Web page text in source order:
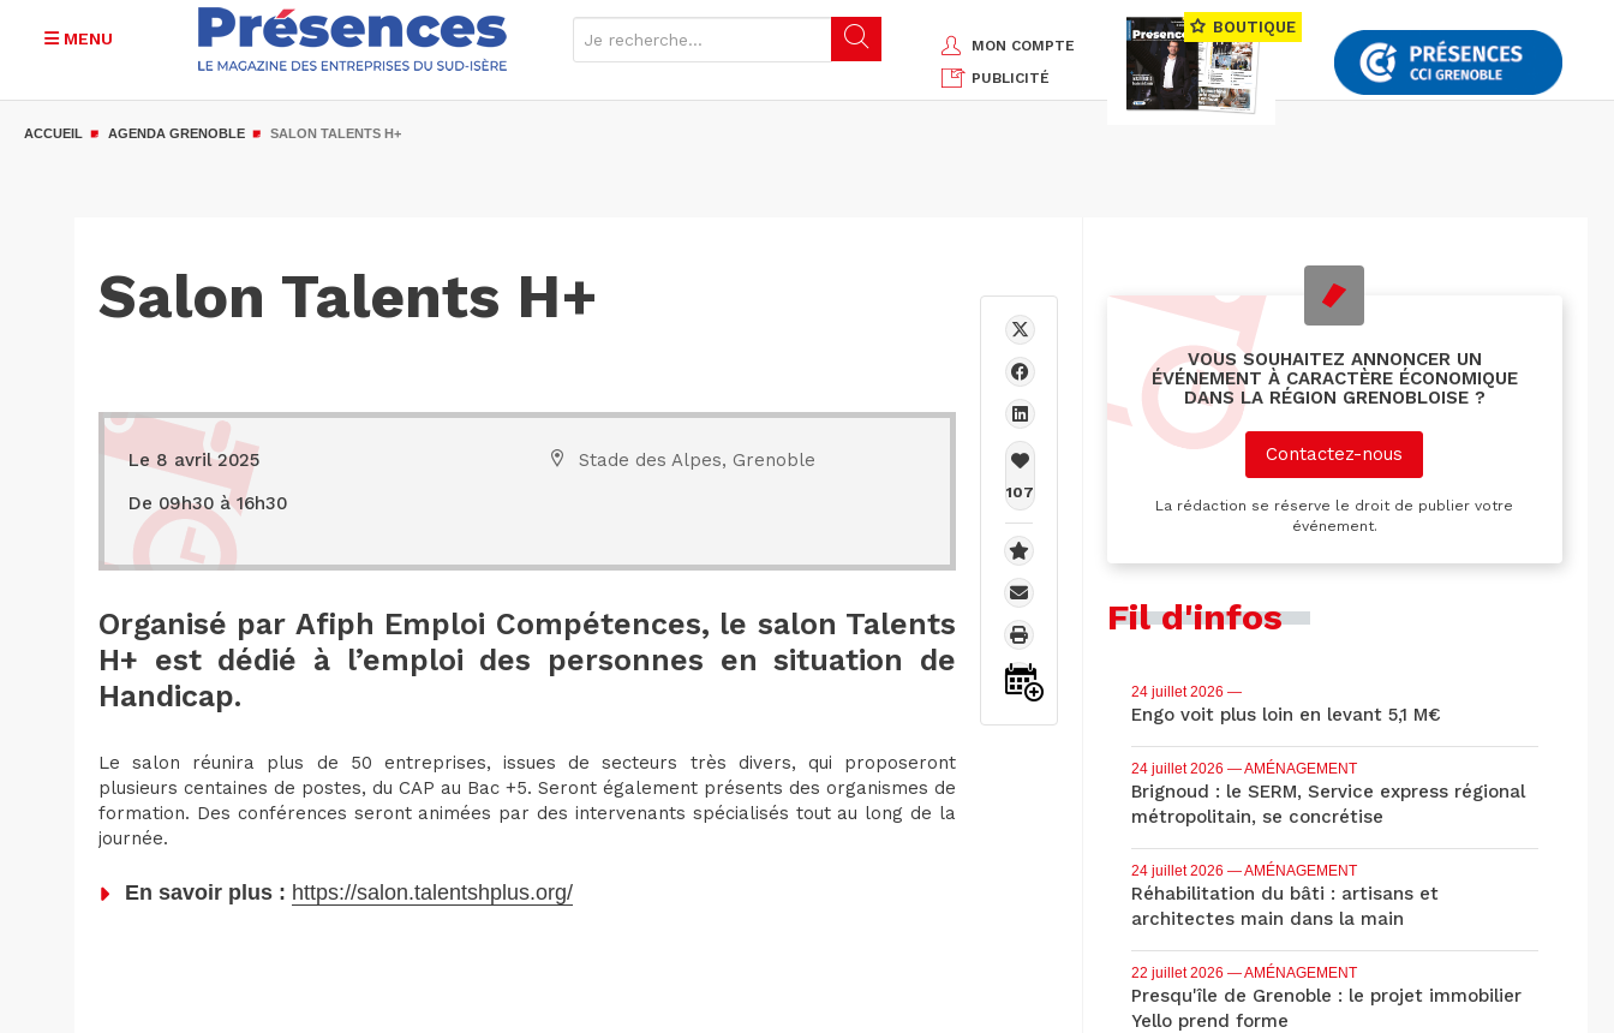
MENU
MON COMPTE
PUBLICITÉ
BOUTIQUE
ACCUEIL AGENDA GRENOBLE SALON TALENTS H+
Salon Talents H+
Le 8 avril 2025
De 09h30 à 16h30
Stade des Alpes, Grenoble
Organisé par Afiph Emploi Compétences, le salon Talents
H+ est dédié à l’emploi des personnes en situation de
Handicap.
Le salon réunira plus de 50 entreprises, issues de secteurs très divers, qui proposeront
plusieurs centaines de postes, du CAP au Bac +5. Seront également présents des organismes de
formation. Des conférences seront animées par des intervenants spécialisés tout au long de la
journée.
En savoir plus : https://salon.talentshplus.org/
107
VOUS SOUHAITEZ ANNONCER UN
ÉVÉNEMENT À CARACTÈRE ÉCONOMIQUE
DANS LA RÉGION GRENOBLOISE ?
Contactez-nous
La rédaction se réserve le droit de publier votre
événement.
Fil d'infos
24 juillet 2026 —
Engo voit plus loin en levant 5,1 M€
24 juillet 2026 — AMÉNAGEMENT
Brignoud : le SERM, Service express régional
métropolitain, se concrétise
24 juillet 2026 — AMÉNAGEMENT
Réhabilitation du bâti : artisans et
architectes main dans la main
22 juillet 2026 — AMÉNAGEMENT
Presqu'île de Grenoble : le projet immobilier
Yello prend forme